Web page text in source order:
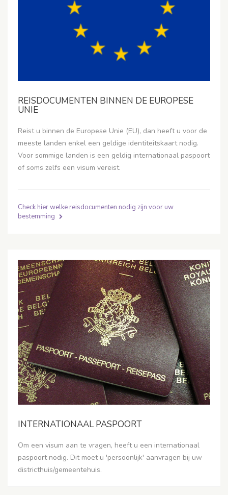
REISDOCUMENTEN BINNEN DE EUROPESE
UNIE
Reist u binnen de Europese Unie (EU), dan heeft u voor de
meeste landen enkel een geldige identiteitskaart nodig.
Voor sommige landen is een geldig internationaal paspoort
of soms zelfs een visum vereist.
Check hier welke reisdocumenten nodig zijn voor uw
bestemming
INTERNATIONAAL PASPOORT
Om een visum aan te vragen, heeft u een internationaal
paspoort nodig. Dit moet u 'persoonlijk' aanvragen bij uw
districthuis/gemeentehuis.